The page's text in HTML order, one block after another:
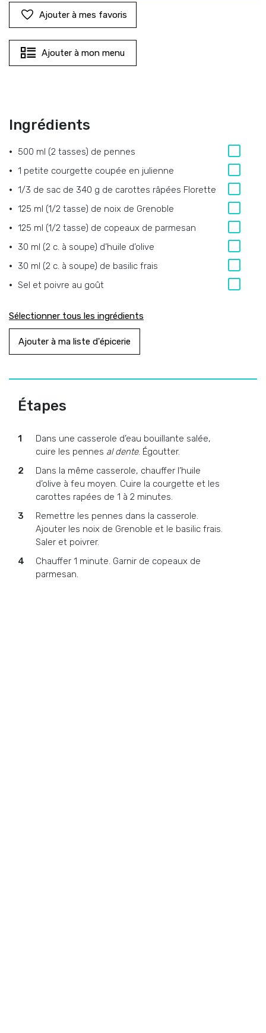
Ajouter à mes favoris
Ajouter à mon menu
Ingrédients
500 ml (2 tasses) de pennes
1 petite courgette coupée en julienne
1/3 de sac de 340 g de carottes râpées Florette
125 ml (1/2 tasse) de noix de Grenoble
125 ml (1/2 tasse) de copeaux de parmesan
30 ml (2 c. à soupe) d’huile d’olive
30 ml (2 c. à soupe) de basilic frais
Sel et poivre au goût
Sélectionner tous les ingrédients
Ajouter à ma liste d'épicerie
Étapes
Dans une casserole d’eau bouillante salée,
cuire les pennes al dente. Égoutter.
Dans la même casserole, chauffer l’huile
d’olive à feu moyen. Cuire la courgette et les
carottes rapées de 1 à 2 minutes.
Remettre les pennes dans la casserole.
Ajouter les noix de Grenoble et le basilic frais.
Saler et poivrer.
Chauffer 1 minute. Garnir de copeaux de
parmesan.